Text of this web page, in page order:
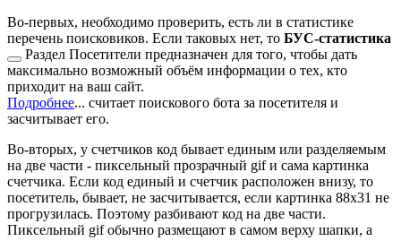
Во-первых, необходимо проверить, есть ли в статистике
перечень поисковиков. Если таковых нет, то БУС-статистика
Раздел Посетители предназначен для того, чтобы дать
максимально возможный объём информации о тех, кто
приходит на ваш сайт.
Подробнее... считает поискового бота за посетителя и
засчитывает его.
Во-вторых, у счетчиков код бывает единым или разделяемым
на две части - пиксельный прозрачный gif и сама картинка
счетчика. Если код единый и счетчик расположен внизу, то
посетитель, бывает, не засчитывается, если картинка 88х31 не
прогрузилась. Поэтому разбивают код на две части.
Пиксельный gif обычно размещают в самом верху шапки, а